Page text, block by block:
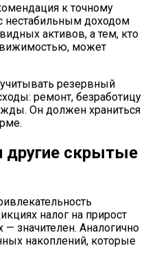
к точному
нестабильным доходом
активов, а тем, кто
может
резервный
ремонт, безработицу
Он должен храниться
другие скрытые
налог на прирост
значителен. Аналогично
накоплений, которые